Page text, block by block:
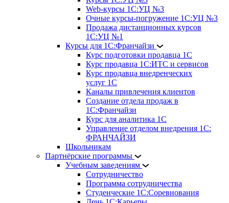
Web-курсы 1С:УЦ №3
Очные курсы-погружение 1С:УЦ №3
Продажа дистанционных курсов
1С:УЦ №1
Курсы для 1С:Франчайзи
Курс подготовки продавца 1С
Курс продавца 1С:ИТС и сервисов
Курс продавца внедренческих
услуг 1С
Каналы привлечения клиентов
Создание отдела продаж в
1С:Франчайзи
Курс для аналитика 1С
Управление отделом внедрения 1С:
ФРАНЧАЙЗИ
Школьникам
Партнёрские программы
Учебным заведениям
Сотрудничество
Программа сотрудничества
Студенческие 1С:Соревнования